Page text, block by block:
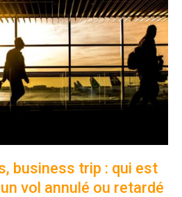
business trip : qui est
vol annulé ou retardé